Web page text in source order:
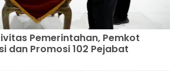
Pemerintahan, Pemkot
dan Promosi 102 Pejabat